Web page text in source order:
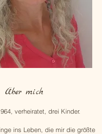
​Über mich
, verheiratet, drei Kinder.
ins Leben, die mir die größte